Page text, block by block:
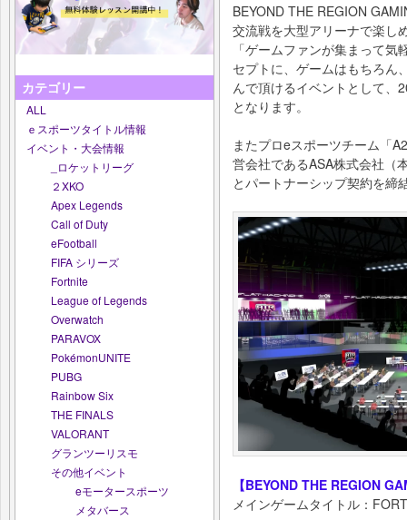
カテゴリー
ALL
ｅスポーツタイトル情報
イベント・大会情報
_ロケットリーグ
２XKO
Apex Legends
Call of Duty
eFootball
FIFA シリーズ
Fortnite
League of Legends
Overwatch
PARAVOX
PokémonUNITE
PUBG
Rainbow Six
THE FINALS
VALORANT
グランツーリスモ
その他イベント
eモータースポーツ
メタバース
BEYOND THE REGION
交流戦を大型アリーナで楽し
「ゲームファンが集まって
セプトに、ゲームはもちろん
んで頂けるイベントとして、
となります。
またプロeスポーツチーム「
営会社であるASA株式会社（
とパートナーシップ契約を締
【BEYOND THE REGION
メインゲームタイトル：